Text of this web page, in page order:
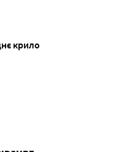
крило